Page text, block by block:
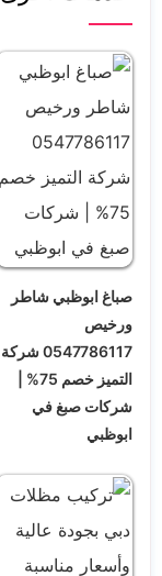
صباغ ابوظبي شاطر
ورخيص
0547786117 شركة
التميز خصم 75% |
شركات صبغ في
ابوظبي